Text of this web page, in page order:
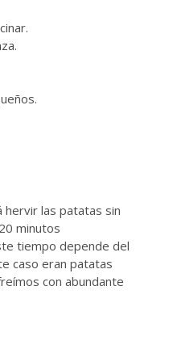
las patatas sin
minutos
tiempo depende del
caso eran patatas
con abundante